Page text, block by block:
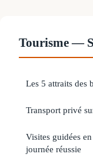
Tourisme —
Les 5 attraits des
Transport privé
Visites guidées
journée réussie